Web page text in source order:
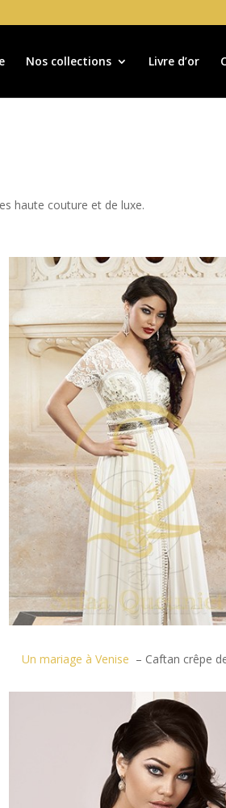
Nos collections Livre d’or
haute couture et de luxe.
Un mariage à Venise – Caftan crêpe